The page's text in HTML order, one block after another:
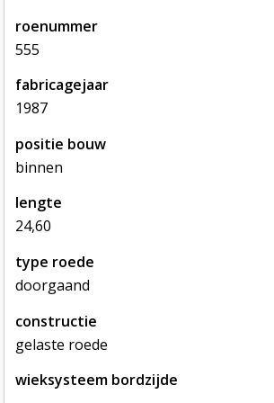
roenummer
555
fabricagejaar
1987
positie bouw
binnen
lengte
24,60
type roede
doorgaand
constructie
gelaste roede
wieksysteem bordzijde